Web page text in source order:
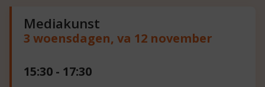
Mediakunst
3 woensdagen, va 12 november
15:30 - 17:30